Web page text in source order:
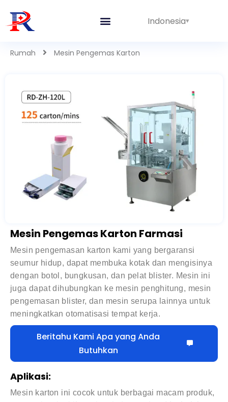
Indonesia
Rumah Mesin Pengemas Karton
Mesin Pengemas Karton Farmasi
Mesin pengemasan karton kami yang bergaransi
seumur hidup, dapat membuka kotak dan mengisinya
dengan botol, bungkusan, dan pelat blister. Mesin ini
juga dapat dihubungkan ke mesin penghitung, mesin
pengemasan blister, dan mesin serupa lainnya untuk
meningkatkan otomatisasi tempat kerja.
Beritahu Kami Apa yang Anda
Butuhkan
Aplikasi:
Mesin karton ini cocok untuk berbagai macam produk,